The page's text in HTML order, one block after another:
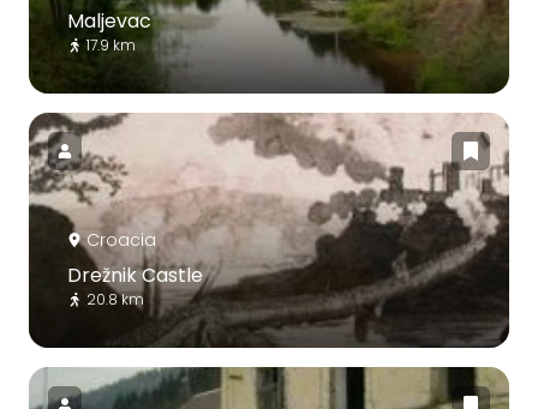
Maljevac
17.9 km
Croacia
Drežnik Castle
20.8 km